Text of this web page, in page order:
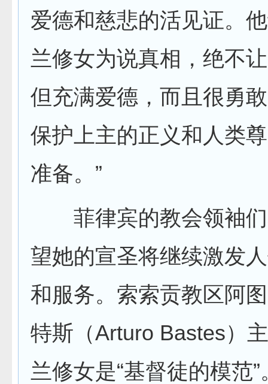
爱德和慈悲的活见证。
兰修女为说真相，绝不
但充满爱德，而且很勇
保护上主的正义和人类
准备。”
菲律宾的教会领袖们
望她的宣圣将继续激发
和服务。索索贡教区阿
特斯（Arturo Bastes）
兰修女是“基督徒的模范”